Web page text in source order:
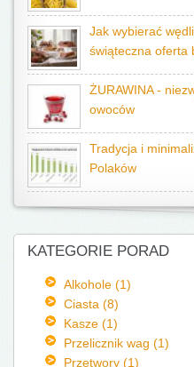
Jak wybierać
świąteczna oferta
ŻURAWINA -
owoców
Tradycja i
Polaków
KATEGORIE PORAD
Alkohole (1)
Ciasta (8)
Kasze (1)
Przelicznik wag (1)
Przetwory (1)